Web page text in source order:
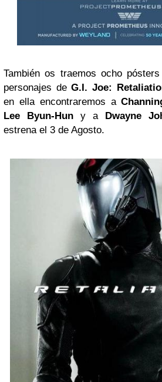
También os traemos ocho
personajes deG.I. Joe:
en ella encontraremos a
Lee Byun-Hun y a Dwayne
estrena el 3 de Agosto.